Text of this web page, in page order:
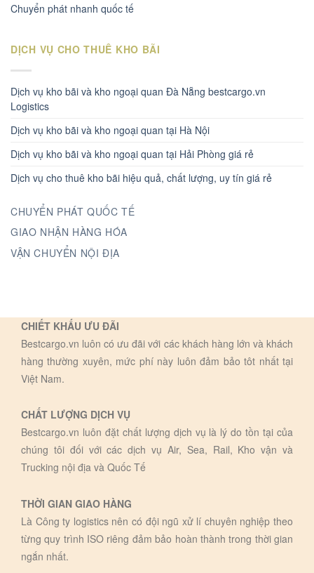
Chuyển phát nhanh quốc tế
DỊCH VỤ CHO THUÊ KHO BÃI
Dịch vụ kho bãi và kho ngoại quan Đà Nẵng bestcargo.vn
Logistics
Dịch vụ kho bãi và kho ngoại quan tại Hà Nội
Dịch vụ kho bãi và kho ngoại quan tại Hải Phòng giá rẻ
Dịch vụ cho thuê kho bãi hiệu quả, chất lượng, uy tín giá rẻ
CHUYỂN PHÁT QUỐC TẾ
GIAO NHẬN HÀNG HÓA
VẬN CHUYỂN NỘI ĐỊA
CHIẾT KHẤU ƯU ĐÃI
Bestcargo.vn luôn có ưu đãi với các khách hàng lớn và khách
hàng thường xuyên, mức phí này luôn đảm bảo tôt nhất tại
Việt Nam.
CHẤT LƯỢNG DỊCH VỤ
Bestcargo.vn luôn đặt chất lượng dịch vụ là lý do tồn tại của
chúng tôi đối với các dịch vụ Air, Sea, Rail, Kho vận và
Trucking nội địa và Quốc Tế
THỜI GIAN GIAO HÀNG
Là Công ty logistics nên có đội ngũ xử lí chuyên nghiệp theo
từng quy trình ISO riêng đảm bảo hoàn thành trong thời gian
ngắn nhất.